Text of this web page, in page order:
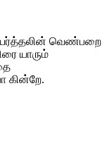
வெண்பறை
யாரும்
கின்றே.